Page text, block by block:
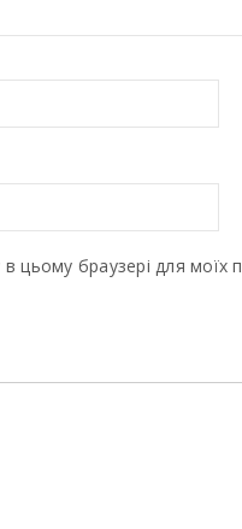
цьому браузері для моїх